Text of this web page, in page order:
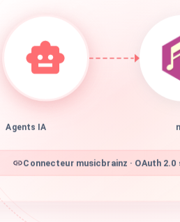
Agents IA
Connecteur musicbrainz · OAuth 2.0